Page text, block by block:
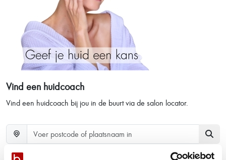
Vind een huidcoach
Vind een huidcoach bij jou in de buurt via de salon locator.